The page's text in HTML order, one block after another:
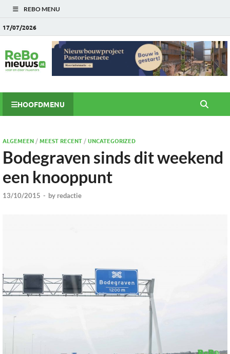
REBO MENU
17/07/2026
HOOFDMENU
ALGEMEEN/MEEST RECENT/UNCATEGORIZED
Bodegraven sinds dit weekend
een knooppunt
13/10/2015 - by redactie